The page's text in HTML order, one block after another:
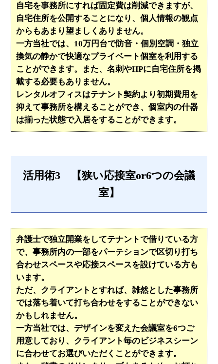
自宅を事務所にすれば固定費は削減できますが、
自宅住所を公開することになり、個人情報の観点
からもあまり望ましくありません。
一方当社では、10万円台で防音・個別空調・独立
換気の静かで快適なプライベート個室を利用する
ことができます。また、名刺やHPに自宅住所を掲
載する必要もありません。
レンタルオフィスはテナント契約より初期費用を
抑えて事務所を構えることができ、個室内の什器
は揃った状態で入居をすることができます。
活用術3 【狭い応接室or6つの会議
室】
弁護士で独立開業をしてテナントで借りている方
で、事務所内の一部をパーテションで区切り打ち
合わせスペースや応接スペースを設けている方も
います。
ただ、クライアントとすれば、雑然とした事務所
では落ち着いて打ち合わせをすることができない
かもしれません。
一方当社では、デザインを変えた会議室を6つご
用意しており、クライアント毎のビジネスシーン
に合わせてお選びいただくことができます。